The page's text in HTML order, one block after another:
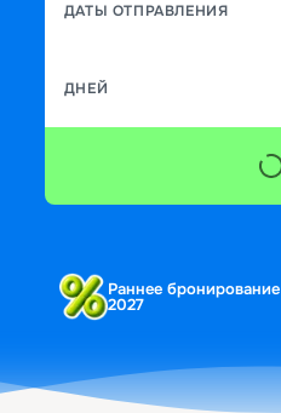
ДАТЫ ОТПРАВЛЕНИЯ
ДНЕЙ
Раннее бронирование
2027